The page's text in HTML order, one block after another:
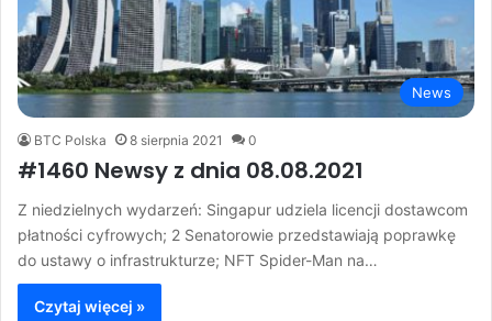
News
BTC Polska 8 sierpnia 2021 0
#1460 Newsy z dnia 08.08.2021
Z niedzielnych wydarzeń: Singapur udziela licencji dostawcom
płatności cyfrowych; 2 Senatorowie przedstawiają poprawkę
do ustawy o infrastrukturze; NFT Spider-Man na…
Czytaj więcej »